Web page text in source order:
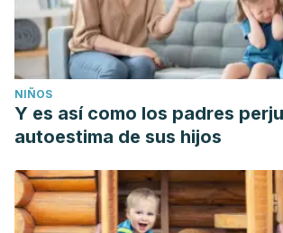
NIÑOS
Y es así como los padres
autoestima de sus hijos